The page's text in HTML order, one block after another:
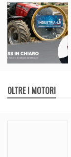
OLTRE I MOTORI